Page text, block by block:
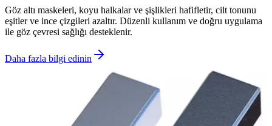
Göz altı maskeleri, koyu halkalar ve şişlikleri hafifletir, cilt tonunu
eşitler ve ince çizgileri azaltır. Düzenli kullanım ve doğru uygulama
ile göz çevresi sağlığı desteklenir.
Daha fazla bilgi edinin